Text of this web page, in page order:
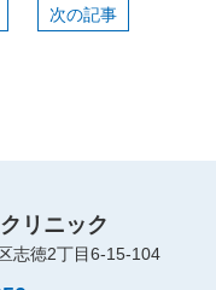
次の記事
リニック
志徳2丁目6-15-104